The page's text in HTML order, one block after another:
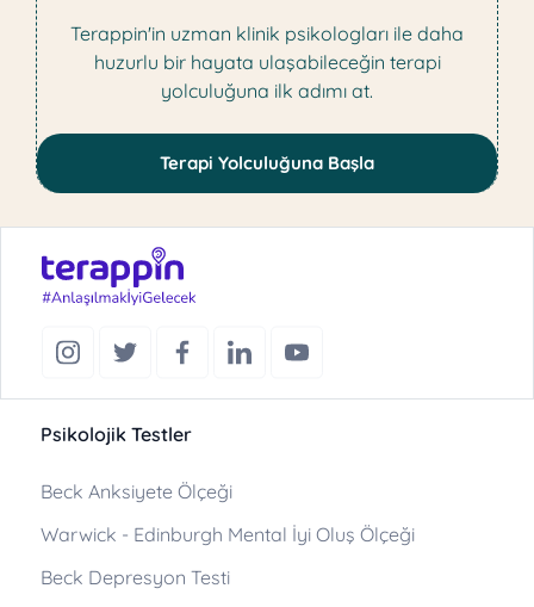
Terappin'in uzman klinik psikologları ile daha
huzurlu bir hayata ulaşabileceğin terapi
yolculuğuna ilk adımı at.
Terapi Yolculuğuna Başla
Psikolojik Testler
Beck Anksiyete Ölçeği
Warwick - Edinburgh Mental İyi Oluş Ölçeği
Beck Depresyon Testi